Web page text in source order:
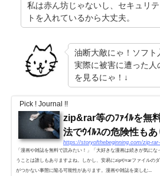
私は赤ん坊じゃないし、セキュリ
トを入れているから大丈夫。
油断大敵にゃ！ソフト
実際に被害に遭った
を見るにゃ！↓
Pick ! Journal !!
zip&rar等のﾌｧｲﾙを無
法でｳｲﾙｽの危険性もあ
https://storyofthebeginning.com/zip-
「漫画や雑誌を無料で読みたい！」「大好きな漫画は続きが気に
うことは誰しもありますよね。しかし、安易にzipやrarファイルの
がつかない事態に陥る可能性があります。漫画や雑誌を楽しむ...